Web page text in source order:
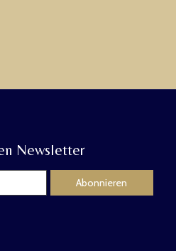
Newsletter
Abonnieren